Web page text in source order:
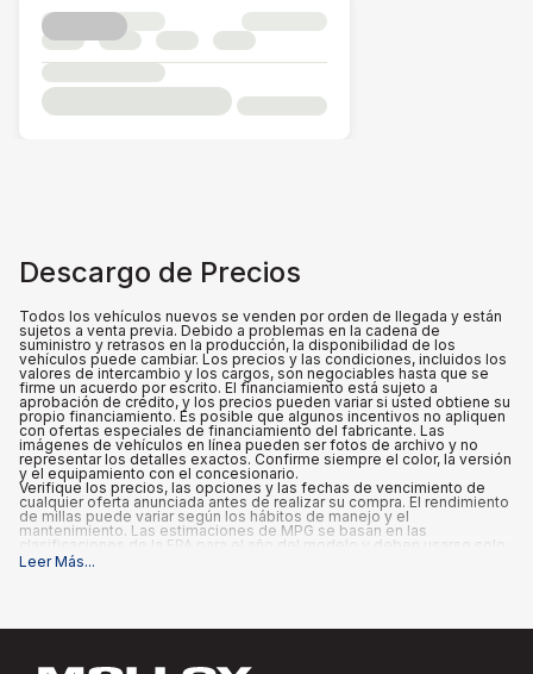
Descargo de Precios
Todos los vehículos nuevos se venden por orden de llegada y están
sujetos a venta previa. Debido a problemas en la cadena de
suministro y retrasos en la producción, la disponibilidad de los
vehículos puede cambiar. Los precios y las condiciones, incluidos los
valores de intercambio y los cargos, son negociables hasta que se
firme un acuerdo por escrito. El financiamiento está sujeto a
aprobación de crédito, y los precios pueden variar si usted obtiene su
propio financiamiento. Es posible que algunos incentivos no apliquen
con ofertas especiales de financiamiento del fabricante. Las
imágenes de vehículos en línea pueden ser fotos de archivo y no
representar los detalles exactos. Confirme siempre el color, la versión
y el equipamiento con el concesionario.
Verifique los precios, las opciones y las fechas de vencimiento de
cualquier oferta anunciada antes de realizar su compra. El rendimiento
de millas puede variar según los hábitos de manejo y el
mantenimiento. Las estimaciones de MPG se basan en las
clasificaciones de la EPA para el año del modelo y deben usarse solo
para fines de comparación.
Podrían existir reembolsos o incentivos adicionales según la
Leer Más...